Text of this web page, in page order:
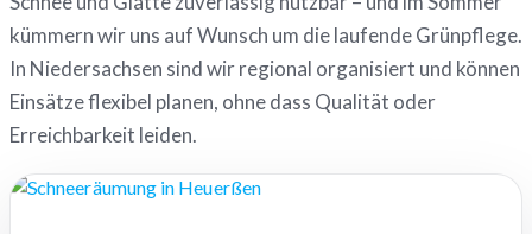
kümmern wir uns auf Wunsch um die laufende Grünpflege.
In Niedersachsen sind wir regional organisiert und können
Einsätze flexibel planen, ohne dass Qualität oder
Erreichbarkeit leiden.